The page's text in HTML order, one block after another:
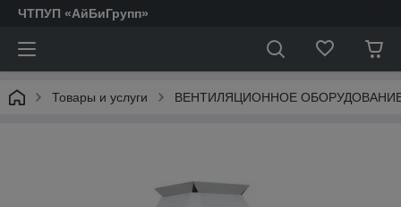
ЧТПУП «АйБиГрупп»
Товары и услуги ВЕНТИЛЯЦИОННОЕ